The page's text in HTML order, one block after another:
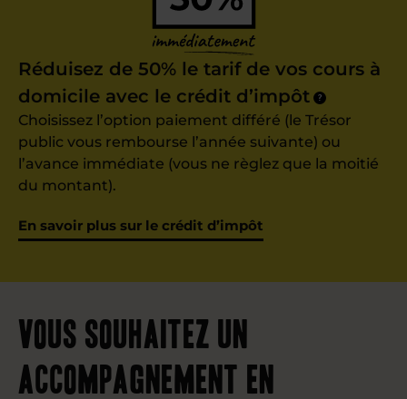
Réduisez de 50% le tarif de vos cours à
domicile avec le crédit d’impôt
?
Choisissez l’option paiement différé (le Trésor
public vous rembourse l’année suivante) ou
l’avance immédiate (vous ne règlez que la moitié
du montant).
En savoir plus sur le crédit d’impôt
Vous souhaitez un
accompagnement en